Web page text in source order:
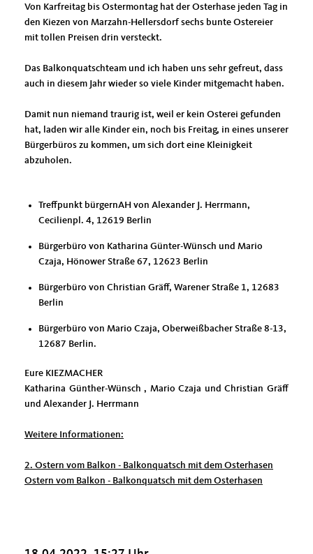
Von Karfreitag bis Ostermontag hat der Osterhase jeden Tag in
den Kiezen von Marzahn-Hellersdorf sechs bunte Ostereier
mit tollen Preisen drin versteckt.
Das Balkonquatschteam und ich haben uns sehr gefreut, dass
auch in diesem Jahr wieder so viele Kinder mitgemacht haben.
Damit nun niemand traurig ist, weil er kein Osterei gefunden
hat, laden wir alle Kinder ein, noch bis Freitag, in eines unserer
Bürgerbüros zu kommen, um sich dort eine Kleinigkeit
abzuholen.
Treffpunkt bürgernAH von Alexander J. Herrmann,
Cecilienpl. 4, 12619 Berlin
Bürgerbüro von Katharina Günter-Wünsch und Mario
Czaja, Hönower Straße 67, 12623 Berlin
Bürgerbüro von Christian Gräff, Warener Straße 1, 12683
Berlin
Bürgerbüro von Mario Czaja, Oberweißbacher Straße 8-13,
12687 Berlin.
Eure KIEZMACHER
Katharina Günther-Wünsch , Mario Czaja undChristian Gräff
und Alexander J. Herrmann
Weitere Informationen:
2. Ostern vom Balkon - Balkonquatsch mit dem Osterhasen
Ostern vom Balkon - Balkonquatsch mit dem Osterhasen